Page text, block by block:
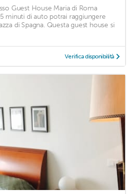
Guest House Maria di Roma
minuti di auto potrai raggiungere
di Spagna. Questa guest house si
Verifica disponibilità